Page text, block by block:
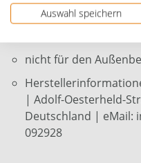
für alle
nicht für den
| Adolf-Oesterheld-
Deutschland | eMail:
092928
Auswahl speichern